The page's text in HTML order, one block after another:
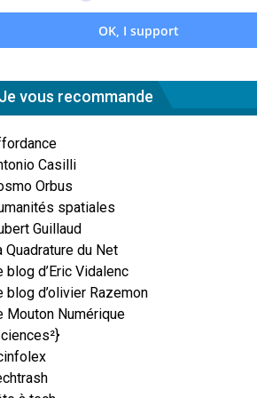
Je vous recommande
Casilli
Orbus
spatiales
Guillaud
Quadrature du Net
blog d’Eric Vidalenc
blog d’olivier Razemon
Mouton Numérique